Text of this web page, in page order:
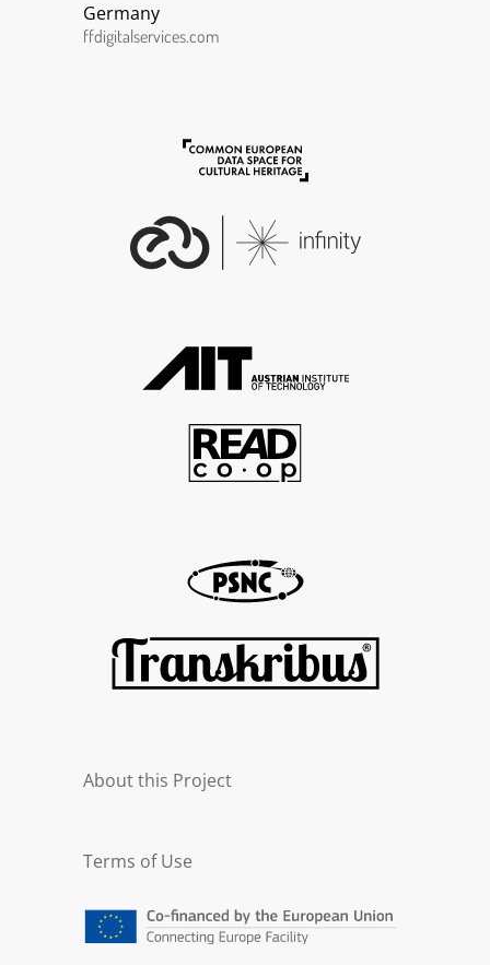
Germany
ffdigitalservices.com
About this Project
Terms of Use